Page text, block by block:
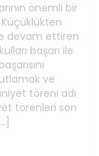
önemli bir
Küçüklükten
devam ettiren
başarı ile
ve
töreni adı
törenleri son